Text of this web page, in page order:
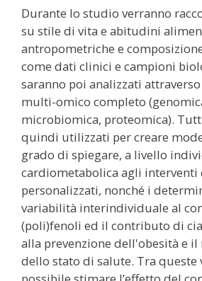
Durante lo studio verranno
su stile di vita e abitudini
antropometriche e
come dati clinici e campioni
saranno poi analizzati
multi-omico completo
microbiomica, proteomica).
quindi utilizzati per creare
grado di spiegare, a livello
cardiometabolica agli interventi
personalizzati, nonché i
variabilità interindividuale al
(poli)fenoli ed il contributo di
alla prevenzione dell'obesità e
dello stato di salute. Tra queste